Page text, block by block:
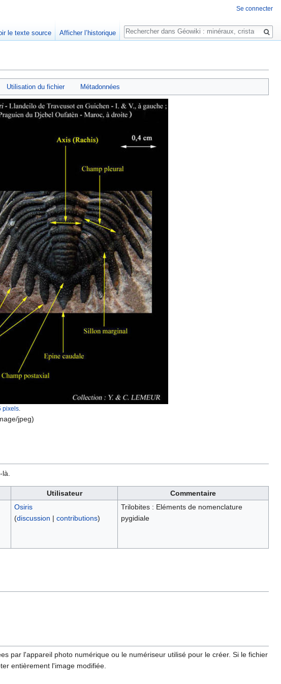
Utilisation du fichier Métadonnées
pixels
jpeg)
Utilisateur
Commentaire
Osiris
(discussion | contributions)
Trilobites : Eléments de nomenclature
pygidiale
par l'appareil photo numérique ou le numériseur utilisé pour le créer. Si le fichier
entièrement l'image modifiée.
Se connecter
le texte source Afficher l’historique
Rechercher